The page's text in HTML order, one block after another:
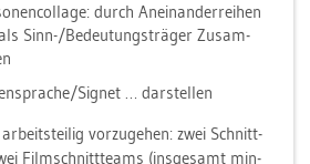
durch An­ein­an­der­rei­hen
Sinn-/Be­deu­tungs­trä­ger Zu­sam­
Si­gnet … dar­stel­len
vor­zu­ge­hen: zwei Schnitt­
Film­schnitt­teams (ins­ge­samt min­